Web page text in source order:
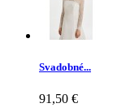
Svadobné...
91,50 €